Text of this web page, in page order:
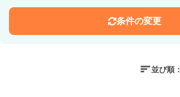
条件の変更
並び順：